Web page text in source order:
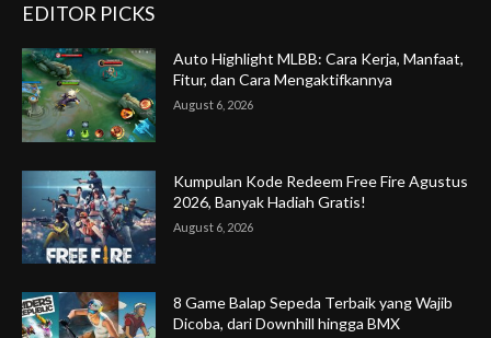
EDITOR PICKS
Auto Highlight MLBB: Cara Kerja, Manfaat,
Fitur, dan Cara Mengaktifkannya
August 6, 2026
Kumpulan Kode Redeem Free Fire Agustus
2026, Banyak Hadiah Gratis!
August 6, 2026
8 Game Balap Sepeda Terbaik yang Wajib
Dicoba, dari Downhill hingga BMX